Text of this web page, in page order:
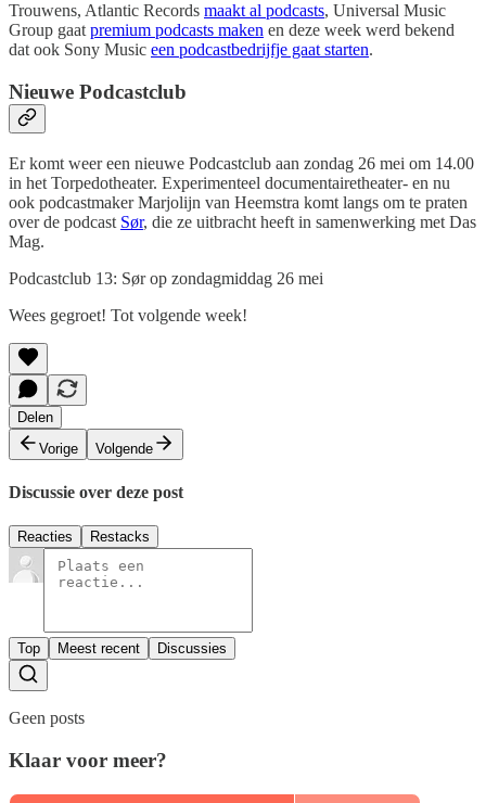
Trouwens, Atlantic Records maakt al podcasts, Universal Music
Group gaat premium podcasts maken en deze week werd bekend
dat ook Sony Music een podcastbedrijfje gaat starten.
Nieuwe Podcastclub
Er komt weer een nieuwe Podcastclub aan zondag 26 mei om 14.00
in het Torpedotheater. Experimenteel documentairetheater- en nu
ook podcastmaker Marjolijn van Heemstra komt langs om te praten
over de podcast Sør, die ze uitbracht heeft in samenwerking met Das
Mag.
Podcastclub 13: Sør op zondagmiddag 26 mei
Wees gegroet! Tot volgende week!
Delen
Vorige
Volgende
Discussie over deze post
Reacties Restacks
Top Meest recent Discussies
Geen posts
Klaar voor meer?